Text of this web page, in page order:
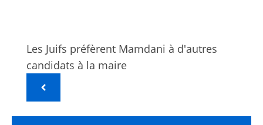
Les Juifs préfèrent Mamdani à d'autres
candidats à la maire